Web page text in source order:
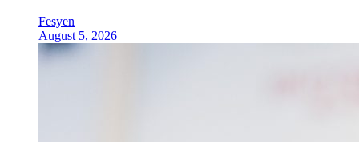
Fesyen
August 5, 2026